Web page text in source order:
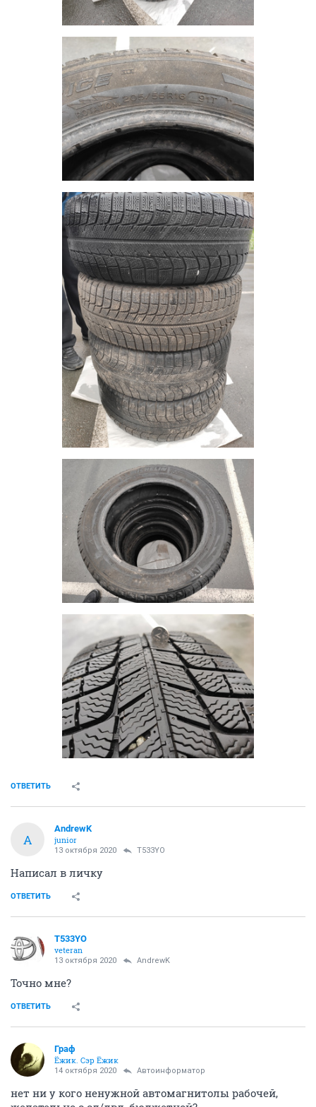
ОТВЕТИТЬ
A
AndrewK
junior
13 октября 2020 T533YO
Написал в личку
ОТВЕТИТЬ
T533YO
veteran
13 октября 2020 AndrewK
Точно мне?
ОТВЕТИТЬ
Граф
Ёжик. Сэр Ёжик
14 октября 2020 Автоинформатор
нет ни у кого ненужной автомагнитолы рабочей,